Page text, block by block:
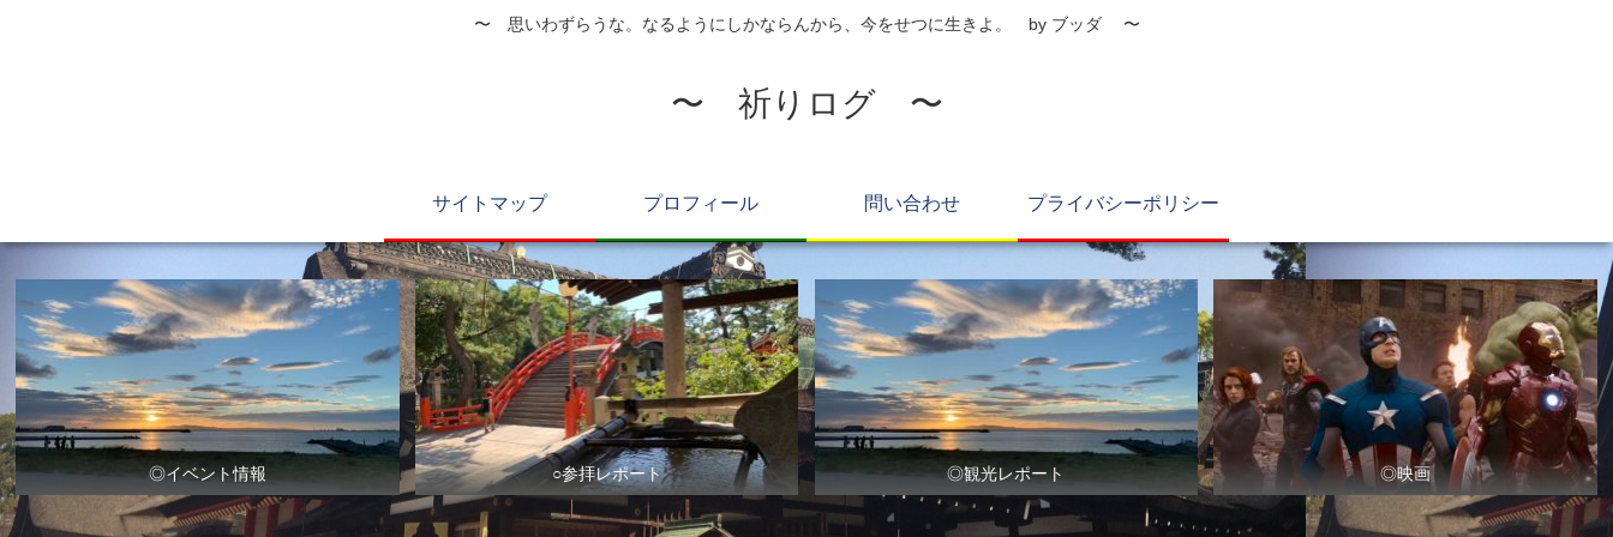
〜 思いわずらうな。なるようにしかならんから、今をせつに生きよ。 by ブッダ 〜
〜 祈りログ 〜
サイトマップ プロフィール 問い合わせ プライバシーポリシー
◎イベント情報 ○参拝レポート ◎観光レポート ◎映画